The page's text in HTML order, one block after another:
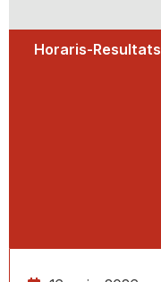
Horaris-Resultats